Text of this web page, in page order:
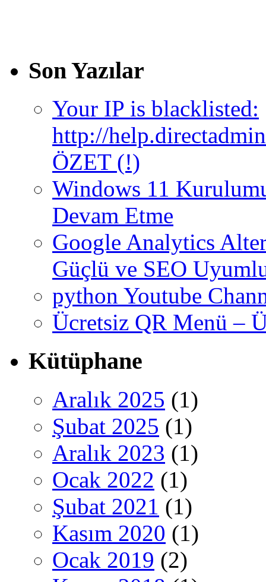
Son Yazılar
Your IP is blacklisted:
http://
ÖZET (!)
Windows 11
Devam Etme
Google Analytics
Güçlü ve SEO
python Youtube
Ücretsiz QR Menü –
Kütüphane
Aralık 2025 (1)
Şubat 2025 (1)
Aralık 2023 (1)
Ocak 2022 (1)
Şubat 2021 (1)
Kasım 2020 (1)
Ocak 2019 (2)